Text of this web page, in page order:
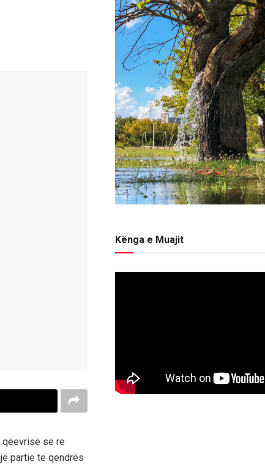
qëevrisë së re
partie të qendrës
Kënga e Muajit